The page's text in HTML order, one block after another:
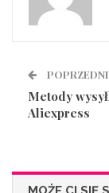
POPRZEDNI
Metody
Aliexpress